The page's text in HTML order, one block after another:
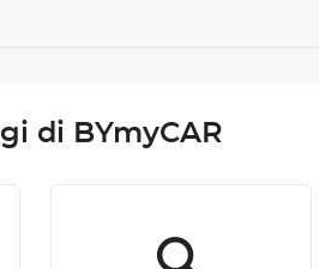
di BYmyCAR